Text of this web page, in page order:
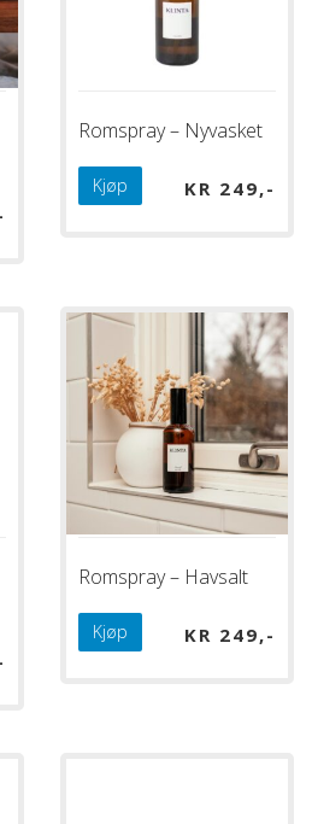
Romspray – Nyvasket
KR 249
Kjøp
Romspray – Havsalt
KR 249
Kjøp